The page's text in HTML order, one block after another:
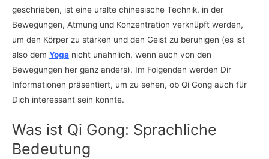
geschrieben, ist eine uralte chinesische Technik, in der
Bewegungen, Atmung und Konzentration verknüpft werden,
um den Körper zu stärken und den Geist zu beruhigen (es ist
also dem Yoga nicht unähnlich, wenn auch von den
Bewegungen her ganz anders). Im Folgenden werden Dir
Informationen präsentiert, um zu sehen, ob Qi Gong auch für
Dich interessant sein könnte.
Was ist Qi Gong: Sprachliche
Bedeutung